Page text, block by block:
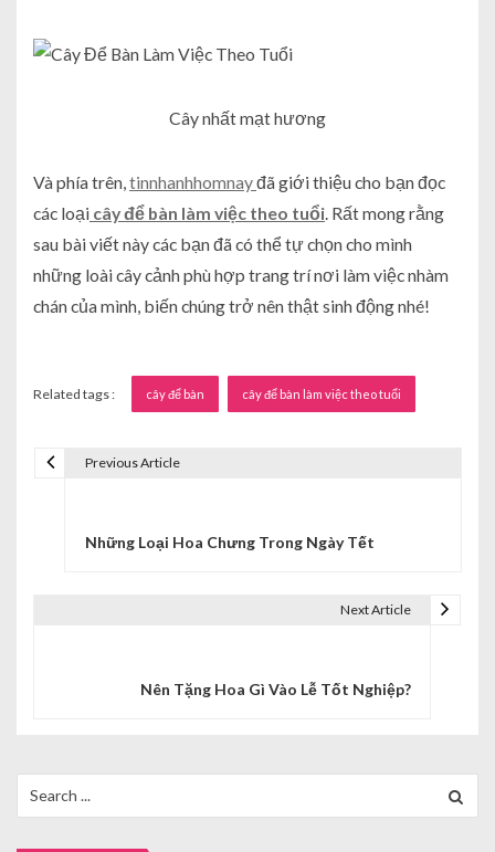
Cây nhất mạt hương
Và phía trên, tinnhanhhomnayđã giới thiệu cho bạn đọc
các loại cây để bàn làm việc theo tuổi . Rất mong rằng
sau bài viết này các bạn đã có thể tự chọn cho mình
những loài cây cảnh phù hợp trang trí nơi làm việc nhàm
chán của mình, biến chúng trở nên thật sinh động nhé!
Related tags : cây để bàn cây để bàn làm việc theo tuổi
g
Previous Article
Những Loại Hoa Chưng Trong Ngày Tết
Next Article
Nên Tặng Hoa Gì Vào Lễ Tốt Nghiệp?
for: